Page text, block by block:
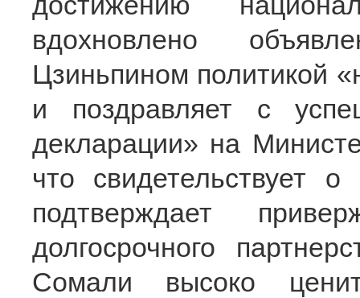
вдохновлено
Цзиньпином политикой
и поздравляет с
декларации» на
что свидетельствует
подтверждает
долгосрочного
Сомали высоко